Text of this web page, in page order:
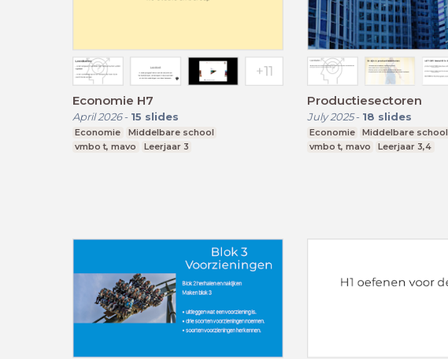
Economie H7
April 2026- 15 slides
Economie
Middelbare school
vmbo t, mavo
Leerjaar 3
Productiesectoren
July 2025- 18 slides
Economie
Middelbare school
vmbo t, mavo
Leerjaar 3,4